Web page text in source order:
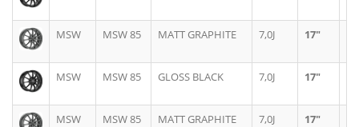
MSW MSW 85 MATT GRAPHITE 7,0J 17"
MSW MSW 85 GLOSS BLACK 7,0J 17"
MSW MSW 85 MATT GRAPHITE 7,0J 17"